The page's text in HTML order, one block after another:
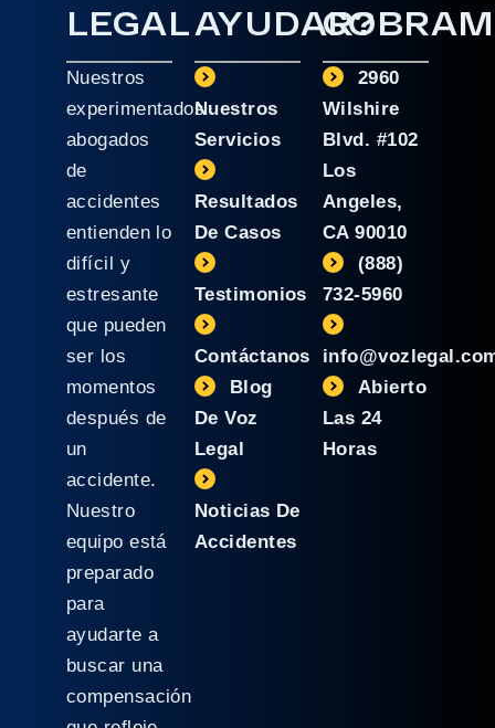
LEGAL
Nuestros
experimentados
abogados
de
accidentes
entienden lo
difícil y
estresante
que pueden
ser los
momentos
después de
un
accidente.
Nuestro
equipo está
preparado
para
ayudarte a
buscar una
compensación
AYUDAR?
Nuestros
Servicios
Resultados
De Casos
Testimonios
Contáctanos
Blog
De Voz
Legal
Noticias De
Accidentes
2960
Wilshire
Blvd. #102
Los
Angeles,
CA 90010
(888)
732-5960
Abierto
Las 24
Horas